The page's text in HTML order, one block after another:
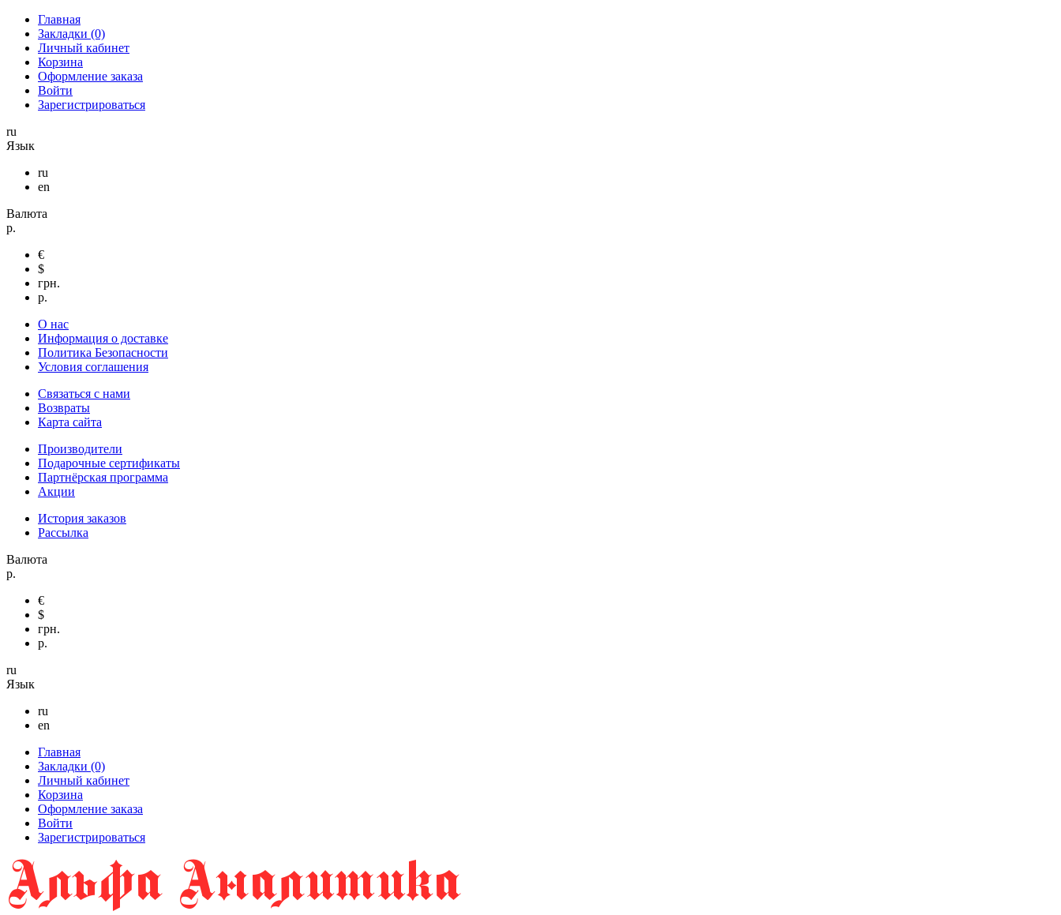
Главная
Закладки (0)
Личный кабинет
Корзина
Оформление заказа
Войти
Зарегистрироваться
ru
Язык
ru
en
Валюта
р.
€
$
грн.
р.
О нас
Информация о доставке
Политика Безопасности
Условия соглашения
Связаться с нами
Возвраты
Карта сайта
Производители
Подарочные сертификаты
Партнёрская программа
Акции
История заказов
Рассылка
Валюта
р.
€
$
грн.
р.
ru
Язык
ru
en
Главная
Закладки (0)
Личный кабинет
Корзина
Оформление заказа
Войти
Зарегистрироваться